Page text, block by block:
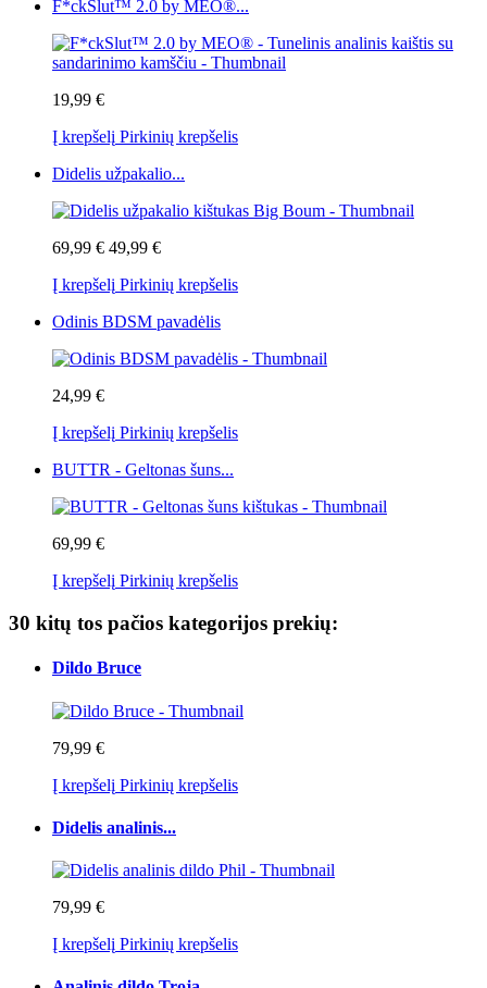
F*ckSlut™ 2.0 by MEO®...
19,99 €
Į krepšelį Pirkinių krepšelis
Didelis užpakalio...
69,99 € 49,99 €
Į krepšelį Pirkinių krepšelis
Odinis BDSM pavadėlis
24,99 €
Į krepšelį Pirkinių krepšelis
BUTTR - Geltonas šuns...
69,99 €
Į krepšelį Pirkinių krepšelis
30 kitų tos pačios kategorijos prekių:
Dildo Bruce
79,99 €
Į krepšelį Pirkinių krepšelis
Didelis analinis...
79,99 €
Į krepšelį Pirkinių krepšelis